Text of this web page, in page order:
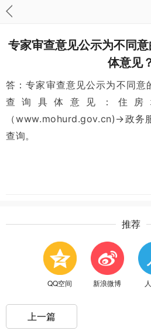
专家审查意见公示为不同
体意见
答：专家审查意见公示为不同意
查询具体意见：住房
（www.mohurd.gov.cn)→政务
查询。
推荐
QQ空间 新浪微博
上一篇